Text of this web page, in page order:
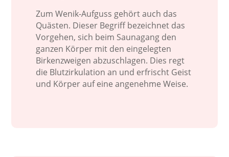
Zum Wenik-Aufguss gehört auch das
Quästen. Dieser Begriff bezeichnet das
Vorgehen, sich beim Saunagang den
ganzen Körper mit den eingelegten
Birkenzweigen abzuschlagen. Dies regt
die Blutzirkulation an und erfrischt Geist
und Körper auf eine angenehme Weise.